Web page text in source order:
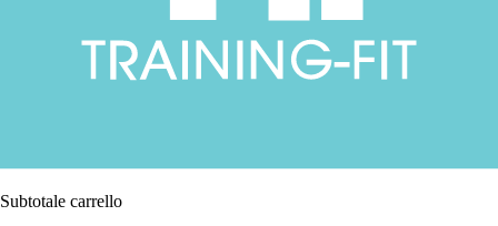
Subtotale carrello